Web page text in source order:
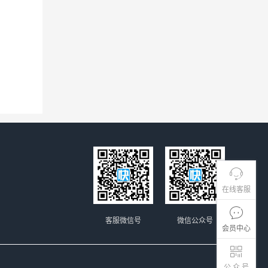
在线客服
会员中心
微信公众号
客服微信号